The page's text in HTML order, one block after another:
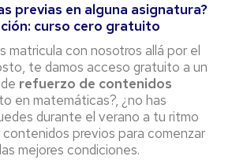
previas en alguna asignatura?
curso cero gratuito
matricula con nosotros allá por el
te damos acceso gratuito a un
refuerzo de contenidos
en matemáticas?, ¿no has
durante el verano a tu ritmo
previos para comenzar
mejores condiciones.